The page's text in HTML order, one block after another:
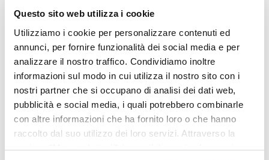
Questo sito web utilizza i cookie
Utilizziamo i cookie per personalizzare contenuti ed
annunci, per fornire funzionalità dei social media e per
analizzare il nostro traffico. Condividiamo inoltre
informazioni sul modo in cui utilizza il nostro sito con i
nostri partner che si occupano di analisi dei dati web,
pubblicità e social media, i quali potrebbero combinarle
con altre informazioni che ha fornito loro o che hanno
raccolto dal suo utilizzo dei loro servizi. Attraverso la
sezione "Mostra dettagli" è possibile gestire le proprie
Dimensioni Stecche
Verniciatura
Verniciatura a polvere
Colore Telo
Tortora
Camino Antivento
Si
Materiale Telo
CODICE:WDR-17T
Set pranzo tavolo rotondo
180 cm top effetto legno
miele e 4 sedie in textilene e
alluminio tortora - Carioca
Wood
€ 860,00
CODICE:
Set pranzo tavolo rotondo
100 cm e 4 sedie impilabili
in polipropilene nero -
Tulipano
€ 215,00